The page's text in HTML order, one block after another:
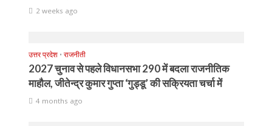
2 weeks ago
उत्तर प्रदेश • राजनीती
2027 चुनाव से पहले विधानसभा 290 में बदला राजनीतिक
माहौल, जीतेन्द्र कुमार गुप्ता ‘गुड्डू’ की सक्रियता चर्चा में
4 months ago